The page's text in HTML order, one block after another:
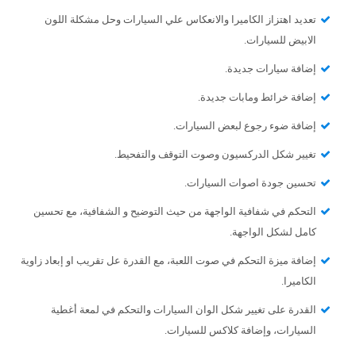
تعديد اهتزاز الكاميرا والانعكاس علي السيارات وحل مشكلة اللون
الابيض للسيارات.
إضافة سيارات جديدة.
إضافة خرائط ومابات جديدة.
إضافة ضوء رجوع لبعض السيارات.
تغيير شكل الدركسيون وصوت التوقف والتفحيط.
تحسين جودة اصوات السيارات.
التحكم في شفافية الواجهة من حيث التوضيح و الشفافية، مع تحسين
كامل لشكل الواجهة.
إضافة ميزة التحكم في صوت اللعبة، مع القدرة عل تقريب او إبعاد زاوية
الكاميرا.
القدرة على تغيير شكل الوان السيارات والتحكم في لمعة أغطية
السيارات، وإضافة كلاكس للسيارات.